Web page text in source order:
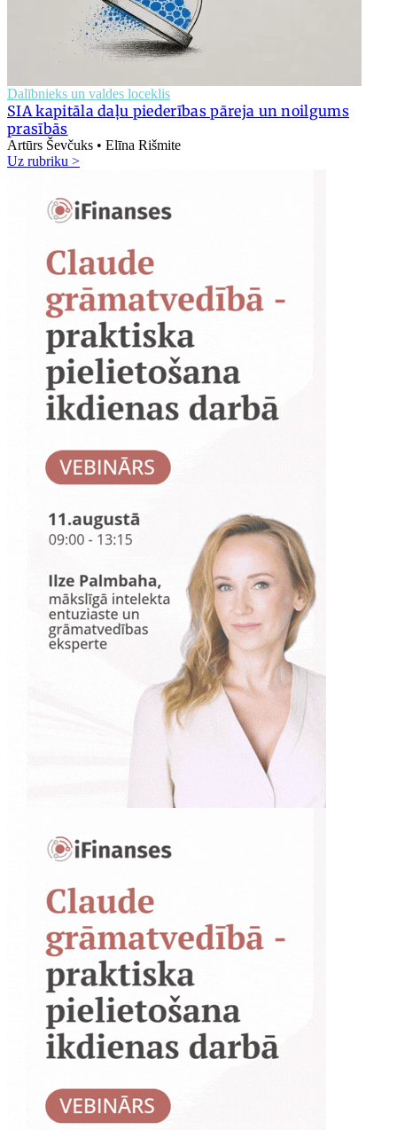
Dalībnieks un valdes loceklis
SIA kapitāla daļu piederības pāreja un noilgums
prasībās
Artūrs Ševčuks • Elīna Rišmite
Uz rubriku >